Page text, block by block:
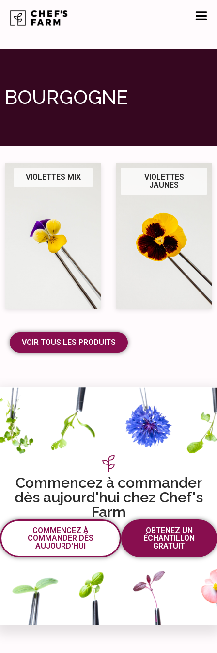
BOURGOGNE
VIOLETTES MIX
VIOLETTES
JAUNES
VOIR TOUS LES PRODUITS
Commencez à commander
dès aujourd'hui chez Chef's
Farm
COMMENCEZ À
COMMANDER DÈS
AUJOURD'HUI
OBTENEZ UN
ÉCHANTILLON
GRATUIT